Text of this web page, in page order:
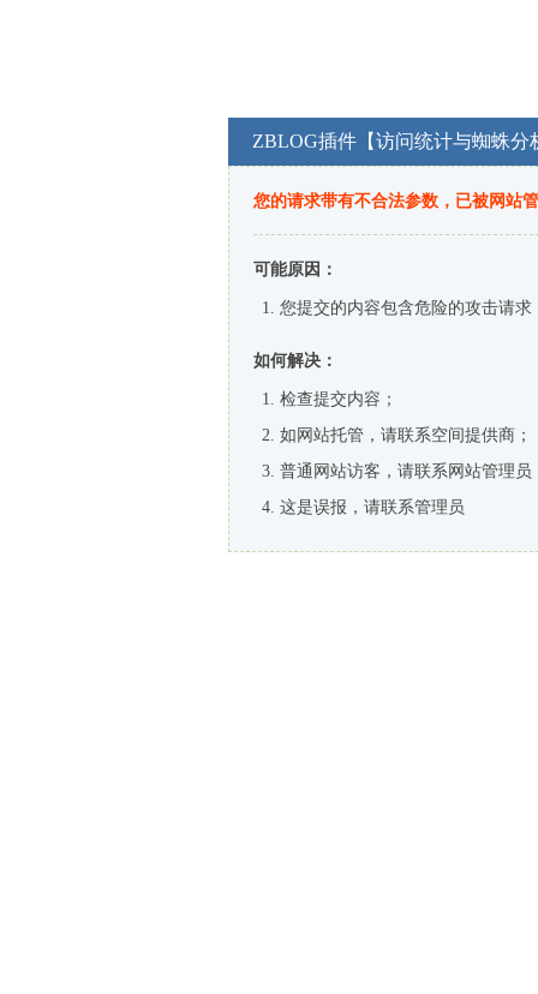
ZBLOG插件【访问统计与蜘蛛分
您的请求带有不合法参数，已被网站
可能原因：
您提交的内容包含危险的攻击请求
如何解决：
检查提交内容；
如网站托管，请联系空间提供商；
普通网站访客，请联系网站管理员
这是误报，请联系管理员